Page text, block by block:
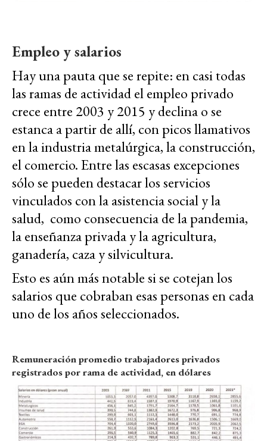
Empleo y salarios
Hay una pauta que se repite: en casi todas
las ramas de actividad el empleo privado
crece entre 2003 y 2015 y declina o se
estanca a partir de allí, con picos llamativos
en la industria metalúrgica, la construcción,
el comercio. Entre las escasas excepciones
sólo se pueden destacar los servicios
vinculados con la asistencia social y la
salud, como consecuencia de la pandemia,
la enseñanza privada y la agricultura,
ganadería, caza y silvicultura.
Esto es aún más notable si se cotejan los
salarios que cobraban esas personas en cada
uno de los años seleccionados.
Remuneración promedio trabajadores privados
registrados por rama de actividad, en dólares